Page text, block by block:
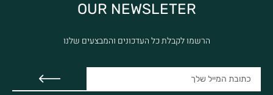
OUR NEWSLETER
הרשמו לקבלת כל העדכונים והמבצעים שלנו